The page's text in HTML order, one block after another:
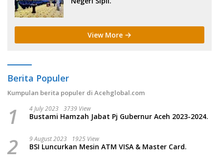
View More
Berita Populer
Kumpulan berita populer di Acehglobal.com
1 4 July 2023 3739 View
Bustami Hamzah Jabat Pj Gubernur Aceh 2023-2024.
2 9 August 2023 1925 View
BSI Luncurkan Mesin ATM VISA & Master Card.